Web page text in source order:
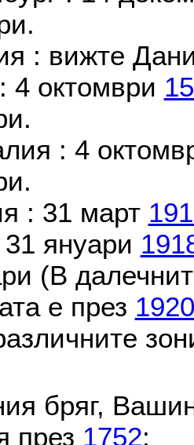
: вижте
октомври
: 4
: 31 март
януари
(В
е през 1920
бряг,
през 1752;